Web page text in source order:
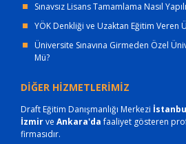
Sınavsız Lisans Tamamlama Nasıl
YÖK Denkliği ve Uzaktan Eğitim Veren
Üniversite Sınavına Girmeden Özel
Mü?
DİĞER HİZMETLERİMİZ
Draft Eğitim Danışmanlığı Merkezi
İzmirve Ankara'dafaaliyet gösteren
firmasıdır.